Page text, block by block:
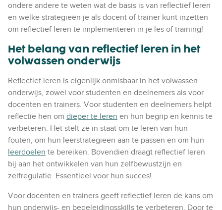
ondere andere te weten wat de basis is van reflectief leren
en welke strategieën je als docent of trainer kunt inzetten
om reflectief leren te implementeren in je les of training!
Het belang van reflectief leren in het
volwassen onderwijs
Reflectief leren is eigenlijk onmisbaar in het volwassen
onderwijs, zowel voor studenten en deelnemers als voor
docenten en trainers. Voor studenten en deelnemers helpt
reflectie hen om dieper te leren en hun begrip en kennis te
verbeteren. Het stelt ze in staat om te leren van hun
fouten, om hun leerstrategieën aan te passen en om hun
leerdoelen te bereiken. Bovendien draagt reflectief leren
bij aan het ontwikkelen van hun zelfbewustzijn en
zelfregulatie. Essentieel voor hun succes!
Voor docenten en trainers geeft reflectief leren de kans om
hun onderwijs- en begeleidingsskills te verbeteren. Door te